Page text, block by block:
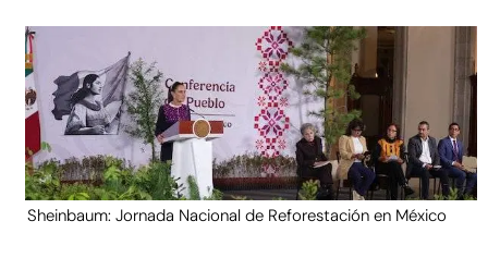
Sheinbaum: Jornada Nacional de Reforestación en México